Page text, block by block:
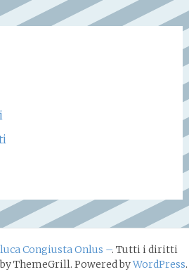
Congiusta Onlus –. Tutti i diritti
by ThemeGrill. Powered byWordPress.